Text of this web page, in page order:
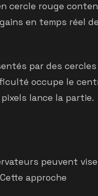
cercle rouge
en temps réel
par des
occupe le
lance la partie.
peuvent
approche